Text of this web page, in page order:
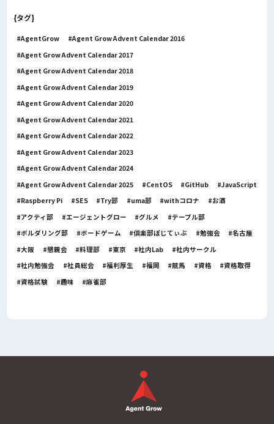
{タグ}
AgentGrow
Agent Grow Advent Calendar 2016
Agent Grow Advent Calendar 2017
Agent Grow Advent Calendar 2018
Agent Grow Advent Calendar 2019
Agent Grow Advent Calendar 2020
Agent Grow Advent Calendar 2021
Agent Grow Advent Calendar 2022
Agent Grow Advent Calendar 2023
Agent Grow Advent Calendar 2024
Agent Grow Advent Calendar 2025
CentOS GitHub
JavaScript
Raspberry Pi
SES Try部 uma部 withコロナ
お酒
アクティ部
エージェントグロー グルメ
テーブル部
ボルダリング部
ボードゲーム 倶楽部ぽじてぃぶ 勉強会
名古屋
大阪
懇親会 料理部 東京 社内Lab
社内サークル
社内勉強会
社員総会 福利厚生 福岡 競馬 資格
資格取得
資格試験
趣味 麻雀部